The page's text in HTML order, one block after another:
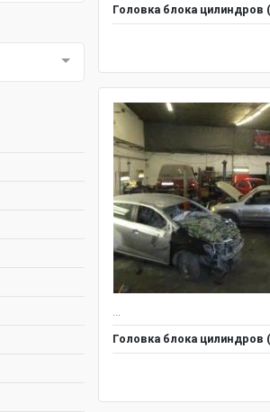
Головка блока цилиндров
...
Головка блока цилиндров